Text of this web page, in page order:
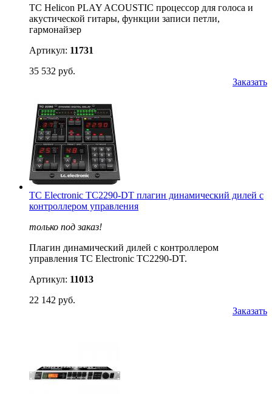
TC Helicon PLAY ACOUSTIC процессор для голоса и
акустической гитары, функции записи петли,
гармонайзер
Артикул: 11731
35 532 руб.
Заказать
TC Electronic TC2290-DT плагин динамический дилей с
контроллером управления
только под заказ!
Плагин динамический дилей с контроллером
управления TC Electronic TC2290-DT.
Артикул: 11013
22 142 руб.
Заказать